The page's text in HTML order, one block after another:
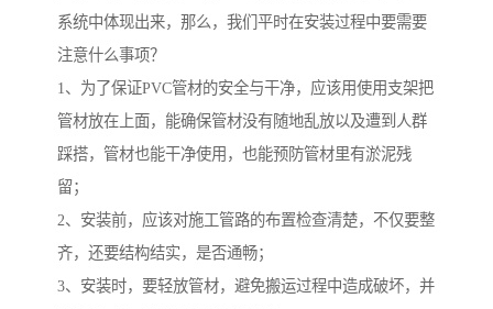
系统中体现出来，那么，我们平时在安装过程中要需要
注意什么事项？
1、为了保证PVC管材的安全与干净，应该用使用支架把
管材放在上面，能确保管材没有随地乱放以及遭到人群
踩搭，管材也能干净使用，也能预防管材里有淤泥残
留；
2、安装前，应该对施工管路的布置检查清楚，不仅要整
齐，还要结构结实，是否通畅；
3、安装时，要轻放管材，避免搬运过程中造成破坏，并